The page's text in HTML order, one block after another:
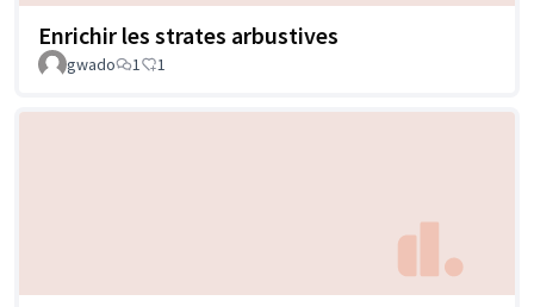
Enrichir les strates arbustives
gwado 1 1